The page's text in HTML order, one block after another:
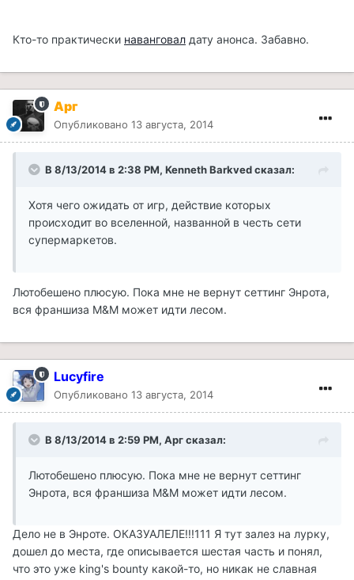
Кто-то практически наванговал дату анонса. Забавно.
Арг
Опубликовано 13 августа, 2014
В 8/13/2014 в 2:38 PM, Kenneth Barkved сказал:
Хотя чего ожидать от игр, действие которых
происходит во вселенной, названной в честь сети
супермаркетов.
Лютобешено плюсую. Пока мне не вернут сеттинг Энрота,
вся франшиза M&M может идти лесом.
Lucyfire
Опубликовано 13 августа, 2014
В 8/13/2014 в 2:59 PM, Арг сказал:
Лютобешено плюсую. Пока мне не вернут сеттинг
Энрота, вся франшиза M&M может идти лесом.
Дело не в Энроте. ОКАЗУАЛЕЛЕ!!!111 Я тут залез на лурку,
дошел до места, где описывается шестая часть и понял,
что это уже king's bounty какой-то, но никак не славная